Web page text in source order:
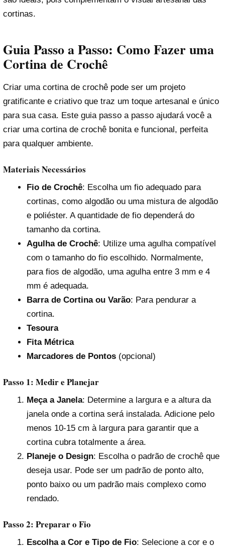
cortinas.
Guia Passo a Passo: Como Fazer uma
Cortina de Crochê
Criar uma cortina de crochê pode ser um projeto
gratificante e criativo que traz um toque artesanal e único
para sua casa. Este guia passo a passo ajudará você a
criar uma cortina de crochê bonita e funcional, perfeita
para qualquer ambiente.
Materiais Necessários
Fio de Crochê: Escolha um fio adequado para
cortinas, como algodão ou uma mistura de algodão
e poliéster. A quantidade de fio dependerá do
tamanho da cortina.
Agulha de Crochê: Utilize uma agulha compatível
com o tamanho do fio escolhido. Normalmente,
para fios de algodão, uma agulha entre 3 mm e 4
mm é adequada.
Barra de Cortina ou Varão: Para pendurar a
cortina.
Tesoura
Fita Métrica
Marcadores de Pontos(opcional)
Passo 1: Medir e Planejar
Meça a Janela: Determine a largura e a altura da
janela onde a cortina será instalada. Adicione pelo
menos 10-15 cm à largura para garantir que a
cortina cubra totalmente a área.
Planeje o Design: Escolha o padrão de crochê que
deseja usar. Pode ser um padrão de ponto alto,
ponto baixo ou um padrão mais complexo como
rendado.
Passo 2: Preparar o Fio
Escolha a Cor e Tipo de Fio: Selecione a cor e o